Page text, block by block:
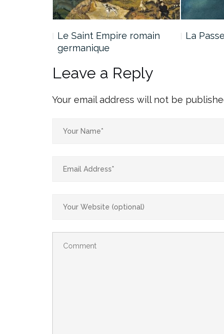
Le Saint Empire romain
germanique
La
Leave a Reply
Your email address will not be